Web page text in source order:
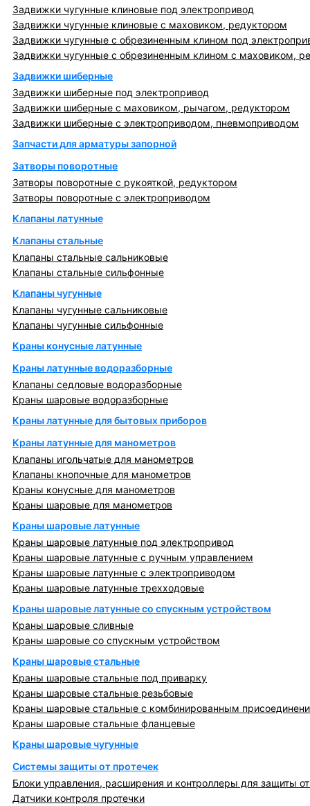
Задвижки чугунные клиновые под электропривод
Задвижки чугунные клиновые с маховиком, редуктором
Задвижки чугунные с обрезиненным клином под
Задвижки чугунные с обрезиненным клином с маховиком,
Задвижки шиберные
Задвижки шиберные под электропривод
Задвижки шиберные с маховиком, рычагом, редуктором
Задвижки шиберные с электроприводом, пневмоприводом
Запчасти для арматуры запорной
Затворы поворотные
Затворы поворотные с рукояткой, редуктором
Затворы поворотные с электроприводом
Клапаны латунные
Клапаны стальные
Клапаны стальные сальниковые
Клапаны стальные сильфонные
Клапаны чугунные
Клапаны чугунные сальниковые
Клапаны чугунные сильфонные
Краны конусные латунные
Краны латунные водоразборные
Клапаны седловые водоразборные
Краны шаровые водоразборные
Краны латунные для бытовых приборов
Краны латунные для манометров
Клапаны игольчатые для манометров
Клапаны кнопочные для манометров
Краны конусные для манометров
Краны шаровые для манометров
Краны шаровые латунные
Краны шаровые латунные под электропривод
Краны шаровые латунные с ручным управлением
Краны шаровые латунные с электроприводом
Краны шаровые латунные трехходовые
Краны шаровые латунные со спускным устройством
Краны шаровые сливные
Краны шаровые со спускным устройством
Краны шаровые стальные
Краны шаровые стальные под приварку
Краны шаровые стальные резьбовые
Краны шаровые стальные с комбинированным
Краны шаровые стальные фланцевые
Краны шаровые чугунные
Системы защиты от протечек
Блоки управления, расширения и контроллеры для защиты
Датчики контроля протечки